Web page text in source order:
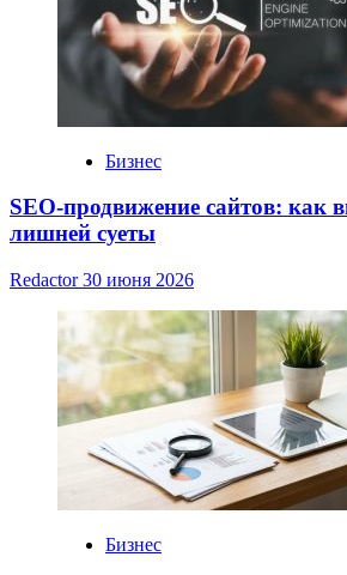
Бизнес
SEO-продвижение сайтов: как
лишней суеты
Redactor30 июня 2026
Бизнес